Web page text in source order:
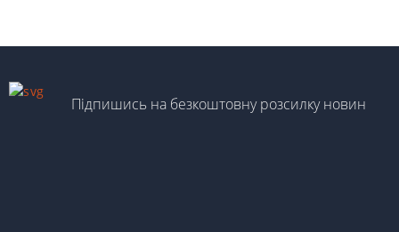
Підпишись на безкоштовну розсилку новин